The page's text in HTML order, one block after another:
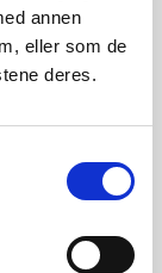
annen
eller som de
deres.
bli
på kart
NVE
til ny